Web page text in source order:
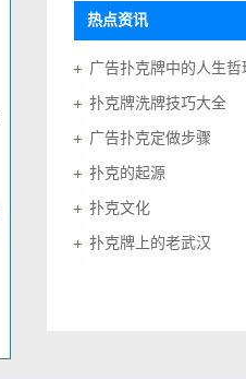
热点资讯
广告扑克牌中的人生哲
扑克牌洗牌技巧大全
广告扑克定做步骤
扑克的起源
扑克文化
扑克牌上的老武汉